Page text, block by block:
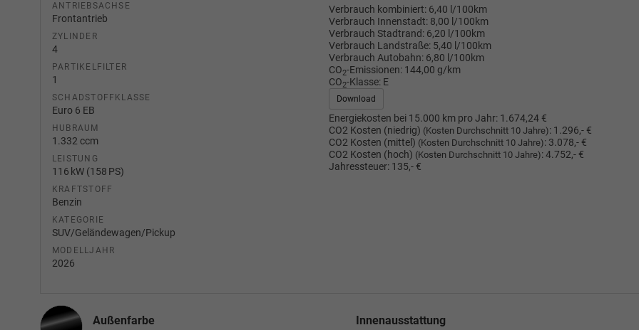
ANTRIEBSACHSE
Frontantrieb
ZYLINDER
4
PARTIKELFILTER
1
SCHADSTOFFKLASSE
Euro 6 EB
HUBRAUM
1.332 ccm
LEISTUNG
116 kW (158 PS)
KRAFTSTOFF
Benzin
KATEGORIE
SUV/Geländewagen/Pickup
MODELLJAHR
2026
Verbrauch kombiniert: 6,40 l/100km
Verbrauch Innenstadt: 8,00 l/100km
Verbrauch Stadtrand: 6,20 l/100km
Verbrauch Landstraße: 5,40 l/100km
Verbrauch Autobahn: 6,80 l/100km
CO2-Emissionen: 144,00 g/km
CO2-Klasse: E
Download
Energiekosten bei 15.000 km pro Jahr: 1.674,24 €
CO2 Kosten (niedrig) (Kosten Durchschnitt 10 Jahre): 1.296,- €
CO2 Kosten (mittel) (Kosten Durchschnitt 10 Jahre): 3.078,- €
CO2 Kosten (hoch) (Kosten Durchschnitt 10 Jahre):4.752,- €
Jahressteuer: 135,- €
Außenfarbe
Innenausstattung